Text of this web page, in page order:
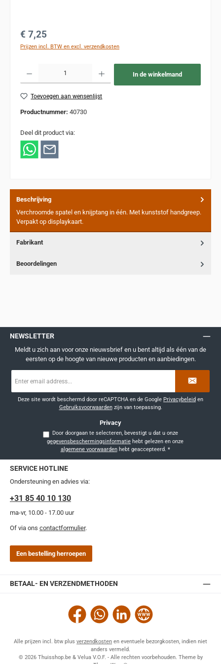
Normale prijs:
€ 7,25
Prijzen incl. BTW en excl. verzendkosten
In de winkelmand
Toevoegen aan wensenlijst
Productnummer: 40730
Deel dit product via:
Beschrijving
Verchroomde spatel en knijptang in één. Met kunststof handgreep.
Verpakt op displaykaart.
Fabrikant
Beoordelingen
NEWSLETTER
Meldt u zich aan voor onze nieuwsbrief en u bent altijd als één van de
eersten op de hoogte van nieuwe producten en aanbiedingen.
mailadres
Deze site wordt beschermd door reCAPTCHA en de Google Privacybeleid en
Gebruiksvoorwaardenzijn van toepassing.
Privacy
Door doorgaan te selecteren, bevestigt u dat u onze
gegevensbeschermingsinformatie
algemene voorwaardenhebt geaccepteerd. *
SERVICE HOTLINE
Ondersteuning en advies via:
+31 85 40 10 130
ma-vr, 10.00 - 17.00 uur
Of via ons contactformulier.
Een bestelling herroepen
BETAAL- EN VERZENDMETHODEN
Facebook WhatsAppLinkedIn Website
Alle prijzen incl. btw plus verzendkosten en eventuele bezorgkosten, indien niet
anders vermeld.
© 2026 Thuisshop.be & Velua V.O.F. - Alle rechten voorbehouden. Theme by